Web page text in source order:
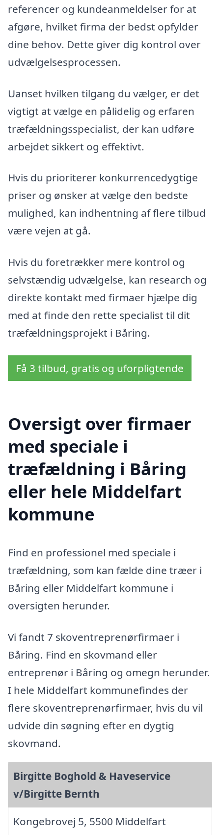
referencer og kundeanmeldelser for at
afgøre, hvilket firma der bedst opfylder
dine behov. Dette giver dig kontrol over
udvælgelsesprocessen.
Uanset hvilken tilgang du vælger, er det
vigtigt at vælge en pålidelig og erfaren
træfældningsspecialist, der kan udføre
arbejdet sikkert og effektivt.
Hvis du prioriterer konkurrencedygtige
priser og ønsker at vælge den bedste
mulighed, kan indhentning af flere tilbud
være vejen at gå.
Hvis du foretrækker mere kontrol og
selvstændig udvælgelse, kan research og
direkte kontakt med firmaer hjælpe dig
med at finde den rette specialist til dit
træfældningsprojekt i Båring.
Få 3 tilbud, gratis og uforpligtende
Oversigt over firmaer
med speciale i
træfældning i Båring
eller hele Middelfart
kommune
Find en professionel med speciale i
træfældning, som kan fælde dine træer i
Båring eller Middelfart kommune i
oversigten herunder.
Vi fandt 7 skoventreprenørfirmaer i
Båring. Find en skovmand eller
entreprenør i Båring og omegn herunder.
I hele Middelfart kommunefindes der
flere skoventreprenørfirmaer, hvis du vil
udvide din søgning efter en dygtig
skovmand.
Birgitte Boghold & Haveservice
v/Birgitte Bernth
Kongebrovej 5, 5500 Middelfart